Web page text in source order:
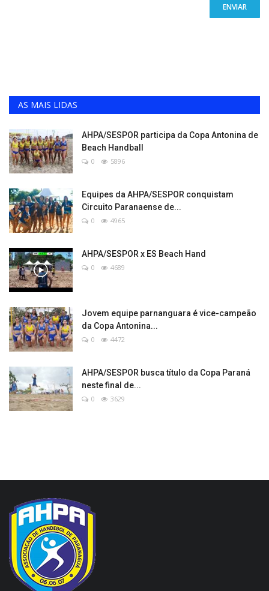
ENVIAR
AS MAIS LIDAS
AHPA/SESPOR participa da Copa Antonina de
Beach Handball
0 5896
Equipes da AHPA/SESPOR conquistam
Circuito Paranaense de...
0 4965
AHPA/SESPOR x ES Beach Hand
0 4689
Jovem equipe parnanguara é vice-campeão
da Copa Antonina...
0 4472
AHPA/SESPOR busca título da Copa Paraná
neste final de...
0 3629